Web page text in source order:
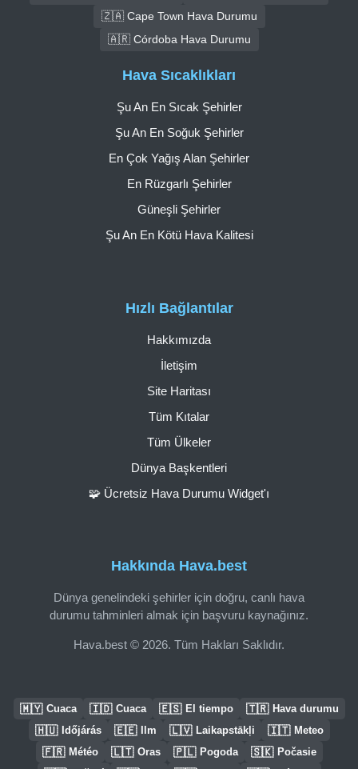
🇿🇦 Cape Town Hava Durumu
🇦🇷 Córdoba Hava Durumu
Hakkında Hava.best
Dünya genelindeki şehirler için doğru, canlı hava
durumu tahminleri almak için başvuru kaynağınız.
Hava.best © 2026. Tüm Hakları Saklıdır.
Hızlı Bağlantılar
Hakkımızda
İletişim
Site Haritası
Tüm Kıtalar
Tüm Ülkeler
Dünya Başkentleri
🧩 Ücretsiz Hava Durumu Widget'ı
Hava Sıcaklıkları
Şu An En Sıcak Şehirler
Şu An En Soğuk Şehirler
En Çok Yağış Alan Şehirler
En Rüzgarlı Şehirler
Güneşli Şehirler
Şu An En Kötü Hava Kalitesi
🇲🇾 Cuaca 🇮🇩 Cuaca 🇪🇸 El tiempo 🇹🇷 Hava durumu
🇭🇺 Időjárás 🇪🇪 Ilm 🇱🇻 Laikapstākļi 🇮🇹 Meteo
🇫🇷 Météo 🇱🇹 Oras 🇵🇱 Pogoda 🇸🇰 Počasie